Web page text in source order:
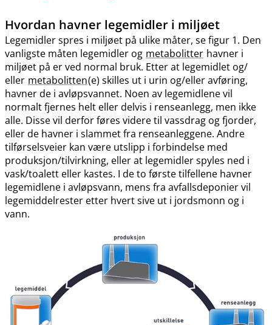
Hvordan havner legemidler i miljøet
Legemidler spres i miljøet på ulike måter, se figur 1. Den
vanligste måten legemidler og metabolitter havner i
miljøet på er ved normal bruk. Etter at legemidlet og​/​
eller metabolitten(e) skilles ut i urin og​/​eller avføring,
havner de i avløpsvannet. Noen av legemidlene vil
normalt fjernes helt eller delvis i renseanlegg, men ikke
alle. Disse vil derfor føres videre til vassdrag og fjorder,
eller de havner i slammet fra renseanleggene. Andre
tilførselsveier kan være utslipp i forbindelse med
produksjon​/​tilvirkning, eller at legemidler spyles ned i
vask​/​toalett eller kastes. I de to første tilfellene havner
legemidlene i avløpsvann, mens fra avfallsdeponier vil
legemiddelrester etter hvert sive ut i jordsmonn og i
vann.